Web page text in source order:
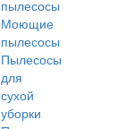
пылесосы
Моющие
пылесосы
Пылесосы
для
сухой
уборки